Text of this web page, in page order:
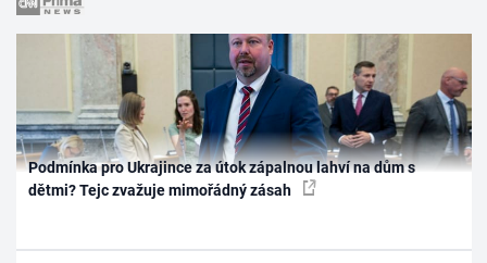
Podmínka pro Ukrajince za útok zápalnou lahví na dům s
dětmi? Tejc zvažuje mimořádný zásah